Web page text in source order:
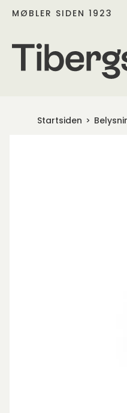
MØBLER SIDEN 1923
Startsiden